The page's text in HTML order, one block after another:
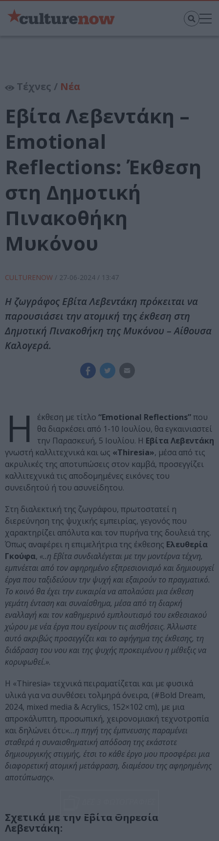
Τέχνες / Νέα
Εβίτα Λεβεντάκη –
Emotional
Reflections: Έκθεση
στη Δημοτική
Πινακοθήκη
Μυκόνου
CULTURENOW / 27-06-2024 / 13:47
Η ζωγράφος Εβίτα Λεβεντάκη πρόκειται να
παρουσιάσει την ατομική της έκθεση στη
Δημοτική Πινακοθήκη της Μυκόνου – Αίθουσα
Καλογερά.
Η έκθεση με τίτλο “Emotional Reflections”που
θα διαρκέσει από 1-10 Ιουλίου, θα εγκαινιαστεί
την Παρασκευή, 5 Ιουλίου. Η Εβίτα Λεβεντάκη
γνωστή καλλιτεχνικά και ως «Thiresia», μέσα από τις
ακρυλικές της αποτυπώσεις στον καμβά, προσεγγίζει
καλλιτεχνικά τις αποδομημένες εικόνες του
συνειδητού ή του ασυνείδητου.
Στη διαλεκτική της ζωγράφου, πρωτοστατεί η
διερεύνηση της ψυχικής εμπειρίας, γεγονός που
χαρακτηρίζει απόλυτα και τον πυρήνα της δουλειά της.
Όπως αναφέρει η επιμελήτρια της έκθεσης Ελευθερία
Γκούφα, «..η Εβίτα συνδιαλέγεται με την μοντέρνα τέχνη,
εμπνέεται από τον αφηρημένο εξπρεσιονισμό και δημιουργεί
έργα που ταξιδεύουν την ψυχή και εξαιρούν το πραγματικό.
Το κοινό θα έχει την ευκαιρία να απολαύσει μια έκθεση
γεμάτη ένταση και συναίσθημα, μέσα από τη διαρκή
εναλλαγή και τον καθημερινό εμπλουτισμό του εκθεσιακού
χώρου με νέα έργα που εγείρουν τις αισθήσεις. Άλλωστε
αυτό ακριβώς προσεγγίζει και το αφήγημα της έκθεσης, τη
διάδραση του νου και της ψυχής προκειμένου η μέθεξις να
κορυφωθεί.».
Η «Thiresia» τεχνικά πειραματίζεται και με φυσικά
υλικά για να συνθέσει τολμηρά όνειρα, (#Bold Dream,
2024, mixed media & Acrylics, 152×102 cm), με μια
απροκάλυπτη, προσωπική, χειρονομιακή τεχνοτροπία
και δηλώνει ότι:«…η πηγή της έμπνευσης παραμένει
σταθερά η συναισθηματική απόδοση της εκάστοτε
δημιουργικής στιγμής, έτσι το κάθε έργο μου προσφέρει μια
διαφορετική ατομική μετάφραση, διαμέσου της αφηρημένης
αποτύπωσης».
Σχετικά με την Εβίτα Θηρεσία
Λεβεντάκη: